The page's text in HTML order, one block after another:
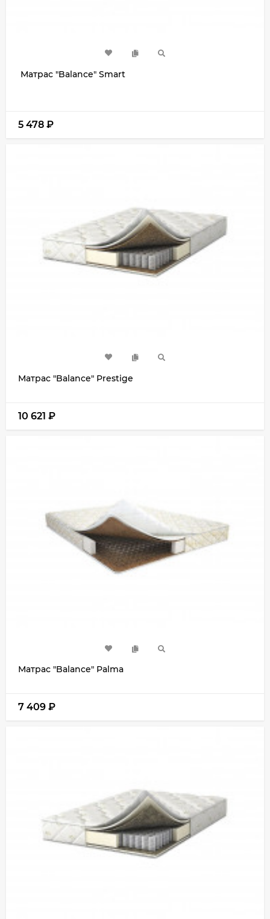
Матрас "Balance" Smart
5 478 ₽
Матрас "Balance" Prestige
10 621 ₽
Матрас "Balance" Palma
7 409 ₽